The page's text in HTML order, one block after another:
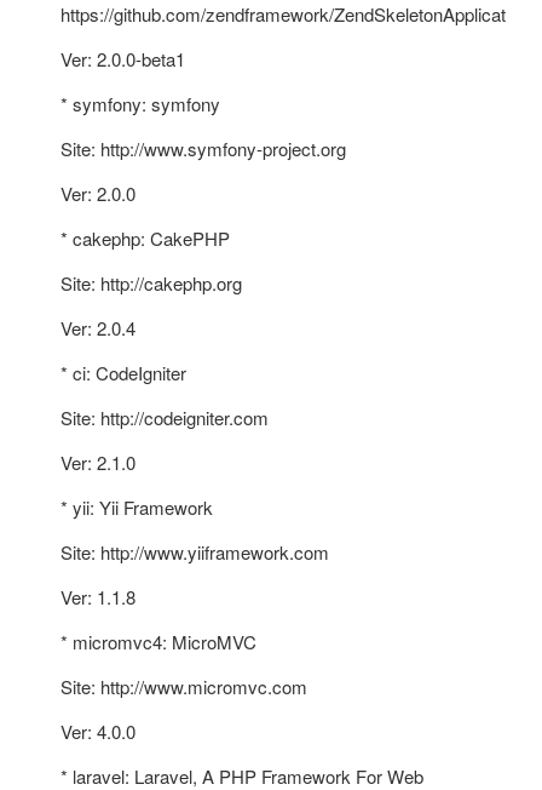
https://github.com/zendframework/ZendSkeletonApplication
Ver: 2.0.0-beta1
* symfony: symfony
Site: http://www.symfony-project.org
Ver: 2.0.0
* cakephp: CakePHP
Site: http://cakephp.org
Ver: 2.0.4
* ci: CodeIgniter
Site: http://codeigniter.com
Ver: 2.1.0
* yii: Yii Framework
Site: http://www.yiiframework.com
Ver: 1.1.8
* micromvc4: MicroMVC
Site: http://www.micromvc.com
Ver: 4.0.0
* laravel: Laravel, A PHP Framework For Web